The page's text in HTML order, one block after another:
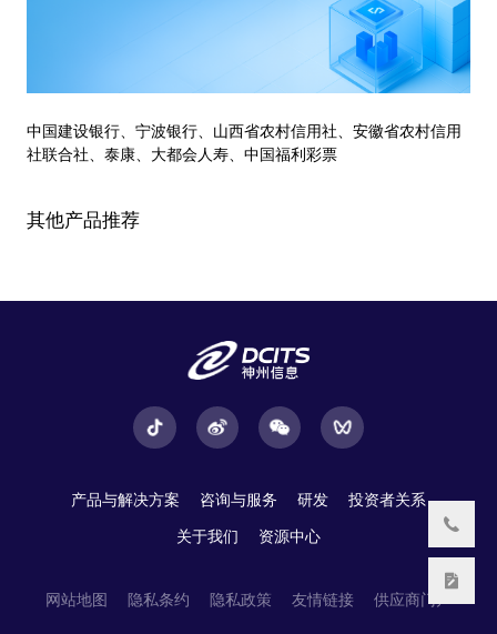
中国建设银行、宁波银行、山西省农村信用社、安徽省农村信用
社联合社、泰康、大都会人寿、中国福利彩票
其他产品推荐
产品与解决方案 咨询与服务 研发 投资者关系
关于我们 资源中心
网站地图 隐私条约 隐私政策 友情链接 供应商门户